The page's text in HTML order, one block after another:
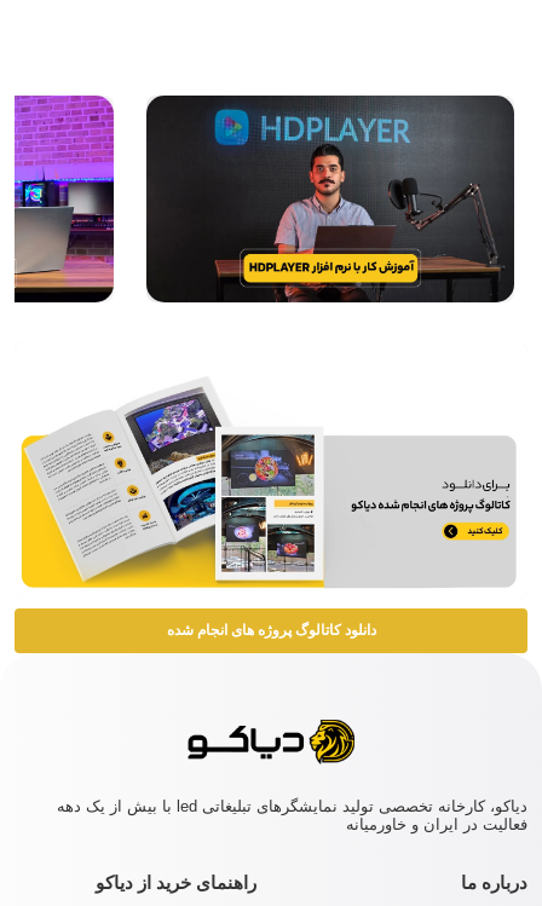
دانلود کاتالوگ پروژه های انجام شده
دیاکو، کارخانه تخصصی تولید نمایشگرهای تبلیغاتی led با بیش از یک دهه
فعالیت در ایران و خاورمیانه
درباره ما راهنمای خرید از دیاکو